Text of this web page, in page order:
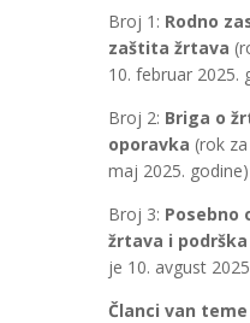
Broj 1: Rodno
zaštita žrtava
10. februar 2025.
Broj 2: Briga o
oporavka (rok
maj 2025. godine)
Broj 3: Posebno
žrtava i podrška
je 10. avgust
Članci van